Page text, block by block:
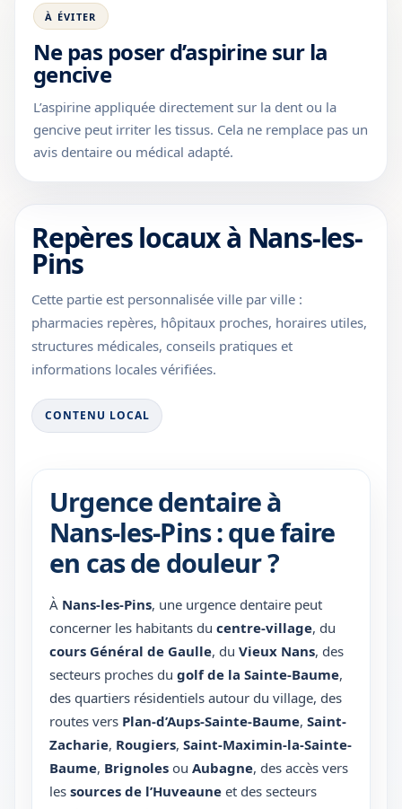
À ÉVITER
Ne pas poser d’aspirine sur la
gencive
L’aspirine appliquée directement sur la dent ou la
gencive peut irriter les tissus. Cela ne remplace pas un
avis dentaire ou médical adapté.
Repères locaux à Nans-les-
Pins
Cette partie est personnalisée ville par ville :
pharmacies repères, hôpitaux proches, horaires utiles,
structures médicales, conseils pratiques et
informations locales vérifiées.
CONTENU LOCAL
Urgence dentaire à
Nans-les-Pins : que faire
en cas de douleur ?
À Nans-les-Pins, une urgence dentaire peut
concerner les habitants ducentre-village, du
cours Général de Gaulle, duVieux Nans, des
secteurs proches dugolf de la Sainte-Baume,
des quartiers résidentiels autour du village, des
routes vers Plan-d’Aups-Sainte-Baume,Saint-
Zacharie, Rougiers,Saint-Maximin-la-Sainte-
Baume, Brignoles ouAubagne, des accès vers
lessources de l’Huveaune et des secteurs